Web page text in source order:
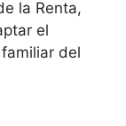
la Renta,
el
del